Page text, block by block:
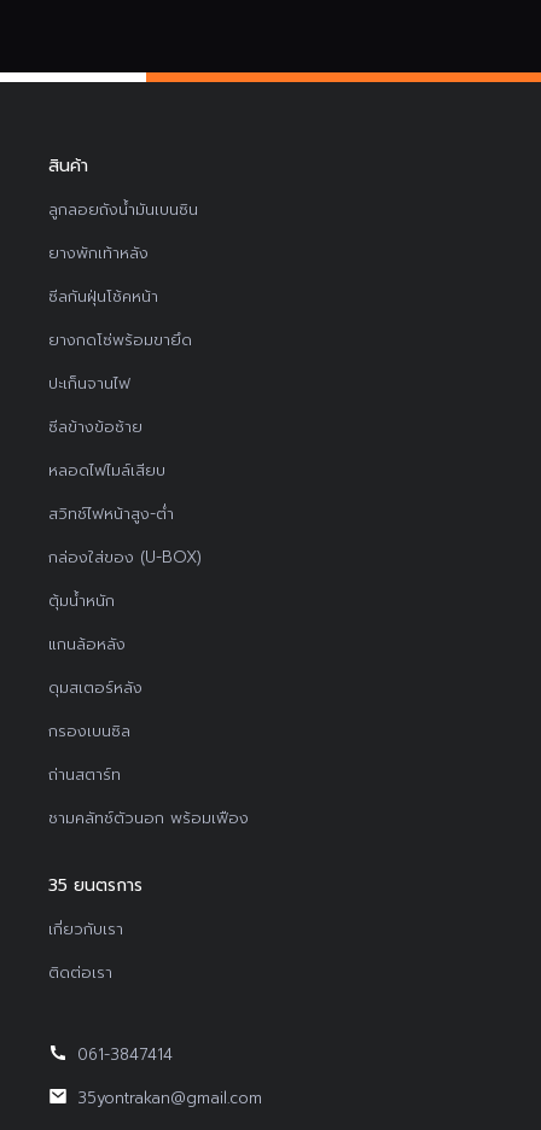
สินค้า
ลูกลอยถังน้ำมันเบนซิน
ยางพักเท้าหลัง
ซีลกันฝุ่นโช้คหน้า
ยางกดโซ่พร้อมขายึด
ปะเก็นจานไฟ
ซีลข้างข้อซ้าย
หลอดไฟไมล์เสียบ
สวิทช์ไฟหน้าสูง-ต่ำ
กล่องใส่ของ (U-BOX)
ตุ้มน้ำหนัก
แกนล้อหลัง
ดุมสเตอร์หลัง
กรองเบนซิล
ถ่านสตาร์ท
ชามคลัทช์ตัวนอก พร้อมเฟือง
35 ยนตรการ
เกี่ยวกับเรา
ติดต่อเรา
061-3847414
35yontrakan@gmail.com